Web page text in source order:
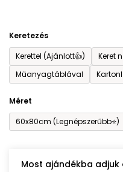
Keretezés
Kerettel (Ajánlott👍)
Keret
Műanyagtáblával
Méret
60x80cm (Legnépszerűbb⭐)
Most ajándékba adjuk